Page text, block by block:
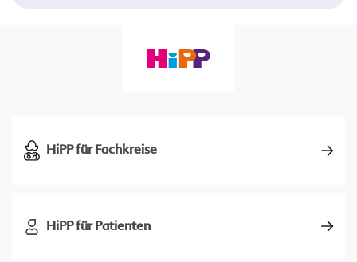
HiPP für Fachkreise
HiPP für Patienten